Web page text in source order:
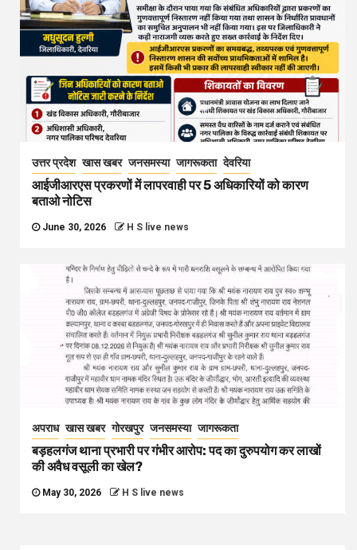
उत्तर प्रदेश खास खबर जनसमस्या जागरूकता देवरिया
आईजीआरएस प्रकरणों में लापरवाही पर 5 अधिकारियों को कारण
बताओ नोटिस
June 30, 2026 H S live news
अपराध खास खबर गोरखपुर जनसमस्या जागरूकता
बड़हलगंज थाना प्रभारी पर गंभीर आरोप: पद का दुरुपयोग कर लाखों
की अवैध वसूली का खेल?
May 30, 2026 H S live news